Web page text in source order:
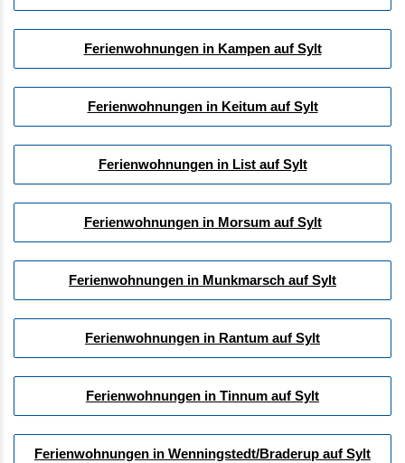
Ferienwohnungen in Kampen auf Sylt
Ferienwohnungen in Keitum auf Sylt
Ferienwohnungen in List auf Sylt
Ferienwohnungen in Morsum auf Sylt
Ferienwohnungen in Munkmarsch auf Sylt
Ferienwohnungen in Rantum auf Sylt
Ferienwohnungen in Tinnum auf Sylt
Ferienwohnungen in Wenningstedt/Braderup auf Sylt